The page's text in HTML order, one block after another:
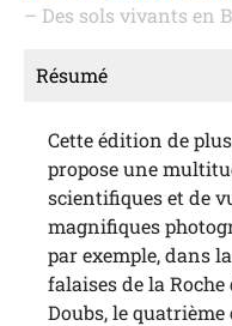
– Des sols vivants en
Résumé
Cette édition de
propose une
scientifiques et de
magnifiques
par exemple, dans
falaises de la
Doubs, le